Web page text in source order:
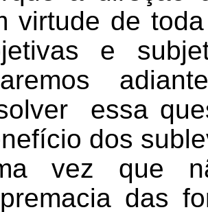
virtude de
e
essa
dos
vez que
das